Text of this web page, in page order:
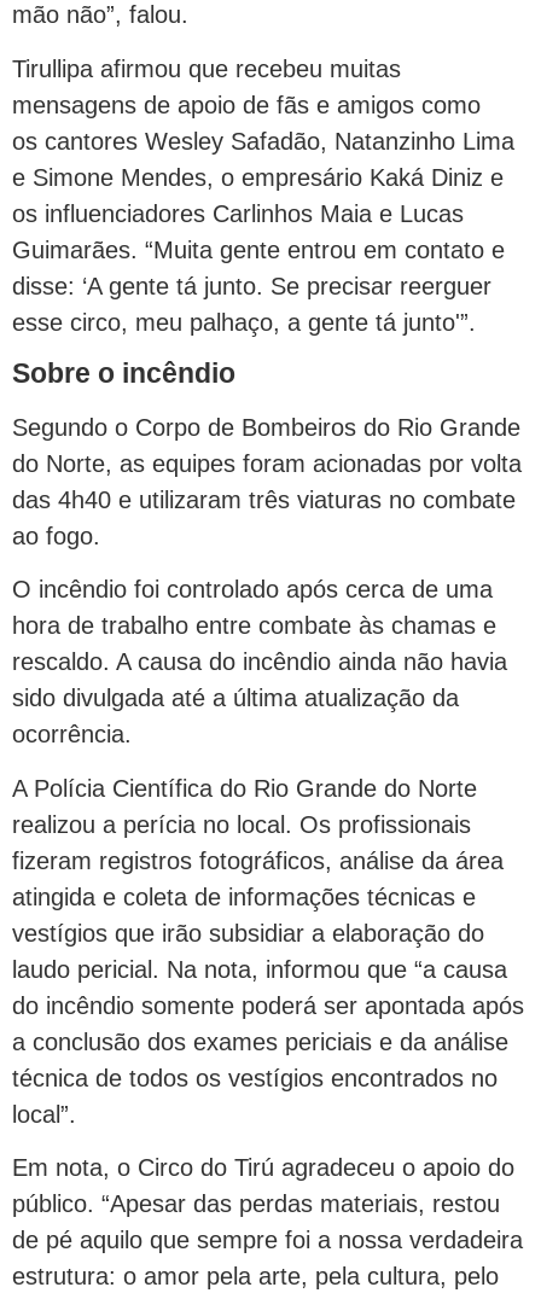
mão não”, falou.
Tirullipa afirmou que recebeu muitas
mensagens de apoio de fãs e amigos como
os cantores Wesley Safadão, Natanzinho Lima
e Simone Mendes, o empresário Kaká Diniz e
os influenciadores Carlinhos Maia e Lucas
Guimarães. “Muita gente entrou em contato e
disse: ‘A gente tá junto. Se precisar reerguer
esse circo, meu palhaço, a gente tá junto'”.
Sobre o incêndio
Segundo o Corpo de Bombeiros do Rio Grande
do Norte, as equipes foram acionadas por volta
das 4h40 e utilizaram três viaturas no combate
ao fogo.
O incêndio foi controlado após cerca de uma
hora de trabalho entre combate às chamas e
rescaldo. A causa do incêndio ainda não havia
sido divulgada até a última atualização da
ocorrência.
A Polícia Científica do Rio Grande do Norte
realizou a perícia no local. Os profissionais
fizeram registros fotográficos, análise da área
atingida e coleta de informações técnicas e
vestígios que irão subsidiar a elaboração do
laudo pericial. Na nota, informou que “a causa
do incêndio somente poderá ser apontada após
a conclusão dos exames periciais e da análise
técnica de todos os vestígios encontrados no
local”.
Em nota, o Circo do Tirú agradeceu o apoio do
público. “Apesar das perdas materiais, restou
de pé aquilo que sempre foi a nossa verdadeira
estrutura: o amor pela arte, pela cultura, pelo